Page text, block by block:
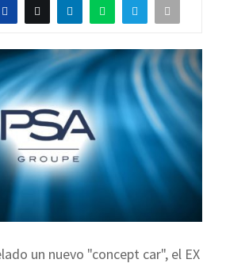
un nuevo "concept car", el EX